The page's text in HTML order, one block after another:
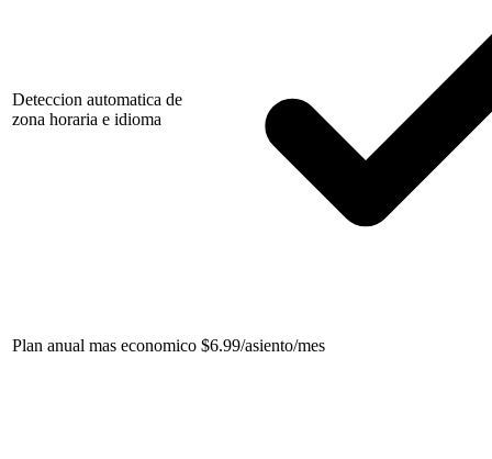
Deteccion automatica de
zona horaria e idioma
Plan anual mas economico $6.99/asiento/mes